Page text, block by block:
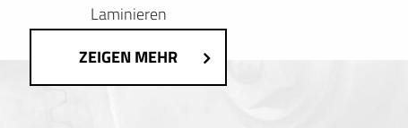
Laminieren
ZEIGEN MEHR